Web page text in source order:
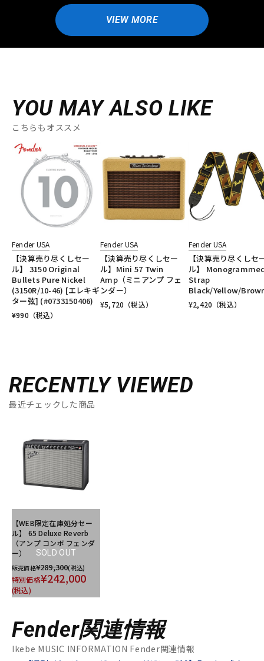
VIEW MORE
YOU MAY ALSO LIKE
こちらもオススメ
Fender USA
【決算売り尽くしセー
ル】 3150 Original
Bullets Pure Nickel
(3150R/10-46) [エレキギ
ター弦] (#0733150406)
¥990 （税込）
Fender USA
【決算売り尽くしセー
ル】Mini 57 Twin
Amp（ミニアンプ フェ
ンダー）
¥5,720 （税込）
Fender USA
【決算売り尽くしセ
ル】
Strap
Black/Yellow/
¥2,420 （税込）
RECENTLY VIEWED
最近チェックした商品
SOLD OUT
【WEB限定在庫処分セー
ル】 65 Deluxe Reverb
（アンプ コンボ フェンダ
ー）
販売価格¥289,300(税込)
特別価格¥242,000
(税込)
Fender関連情報
Ikebe MUSIC INFORMATION Fender関連情報